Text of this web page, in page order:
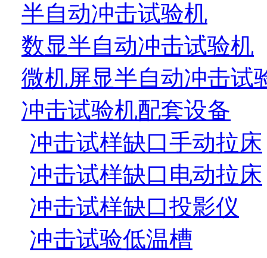
半自动冲击试验机
数显半自动冲击试验机
微机屏显半自动冲击试
冲击试验机配套设备
冲击试样缺口手动拉床
冲击试样缺口电动拉床
冲击试样缺口投影仪
冲击试验低温槽